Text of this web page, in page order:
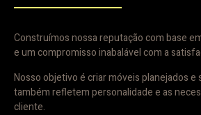
Construímos nossa reputação com base
e um compromisso inabalável com a
Nosso objetivo é criar móveis planejados
também refletem personalidade e as
cliente.